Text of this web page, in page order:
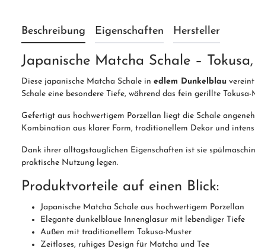
Beschreibung Eigenschaften Hersteller
Japanische Matcha Schale –
Diese japanische Matcha Schale in edlem Dunkelblau
Schale eine besondere Tiefe, während das fein gerillte
Gefertigt aus hochwertigem Porzellan liegt die Schale
Kombination aus klarer Form, traditionellem Dekor und
Dank ihrer alltagstauglichen Eigenschaften ist sie
praktische Nutzung legen.
Produktvorteile auf einen Blick:
Japanische Matcha Schale aus hochwertigem Porzellan
Elegante dunkelblaue Innenglasur mit lebendiger Tiefe
Außen mit traditionellem Tokusa-Muster
Zeitloses, ruhiges Design für Matcha und Tee